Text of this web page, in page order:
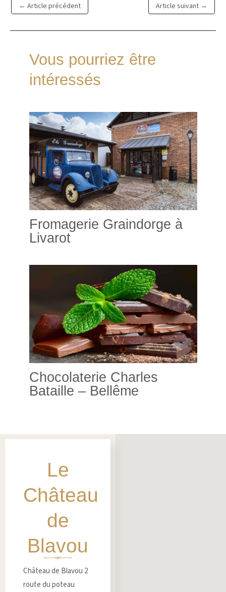
← Article précédent Article suivant →
Vous pourriez être
intéressés
Fromagerie Graindorge à
Livarot
Chocolaterie Charles
Bataille – Bellême
Le
Château
de
Blavou
Château de Blavou 2
route du poteau